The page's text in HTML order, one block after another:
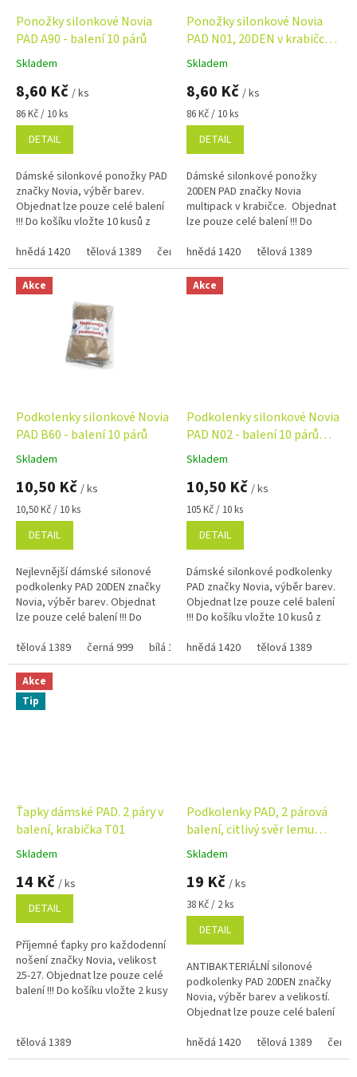
Ponožky silonkové Novia
PAD A90 - balení 10 párů
Průměrné
hodnocení
produktu
je
5,0
5
hvězdiček.
Skladem
8,60 Kč / ks
Měrná
cena:
86 Kč / 10 ks
DETAIL
Dámské silonkové ponožky PAD
značky Novia, výběr barev.
Objednat lze pouze celé balení
!!! Do košíku vložte 10 kusů z
hnědá 1420
tělová 1389 černá 999 bílá 111
Ponožky silonkové Novia
PAD N01, 20DEN v krabičce -
balení 10 párů
Průměrné
hodnocení
produktu
je
5,0
5
hvězdiček.
Skladem
8,60 Kč / ks
Měrná
cena:
86 Kč / 10 ks
DETAIL
Dámské silonkové ponožky
20DEN PAD značky Novia
multipack v krabičce. Objednat
lze pouze celé balení !!! Do
barvy a velikosti = balení !
hnědá 1420 tělová 1389
Akce
Podkolenky silonkové Novia
PAD B60 - balení 10 párů
Průměrné
produktu
je
4,8
5
hvězdiček.
Skladem
10,50 Kč / ks
Měrná
cena:
10,50 Kč / 10 ks
DETAIL
Nejlevnější dámské silonové
podkolenky PAD 20DEN značky
Novia, výběr barev. Objednat
lze pouze celé balení !!! Do
barvy a velikosti = balení !
tělová 1389 černá 999 bílá 111
Akce
Podkolenky silonkové Novia
PAD N02 - balení 10 párů
multipack
Průměrné
produktu
je
5,0
5
hvězdiček.
Skladem
10,50 Kč / ks
Měrná
cena:
105 Kč / 10 ks
DETAIL
Dámské silonkové podkolenky
PAD značky Novia, výběr barev.
Objednat lze pouze celé balení
!!! Do košíku vložte 10 kusů z
hnědá 1420
tělová 1389
Akce
Tip
Ťapky dámské PAD. 2 páry v
balení, krabička T01
Průměrné
hodnocení
produktu
5,0
5
hvězdiček.
Skladem
14 Kč / ks
DETAIL
Příjemné ťapky pro každodenní
nošení značky Novia, velikost
25-27. Objednat lze pouze celé
balení !!! Do košíku vložte 2 kusy
tělová 1389
Podkolenky PAD, 2 párová
balení, citlivý svěr lemu
AB06
Průměrné
hodnocení
produktu
je
5,0
5
hvězdiček.
Skladem
19 Kč / ks
Měrná
cena:
38 Kč / 2 ks
DETAIL
ANTIBAKTERIÁLNÍ silonové
podkolenky PAD 20DEN značky
Novia, výběr barev a velikostí.
Objednat lze pouze celé balení
jedné velikosti = balení !
hnědá 1420 tělová 1389 černá